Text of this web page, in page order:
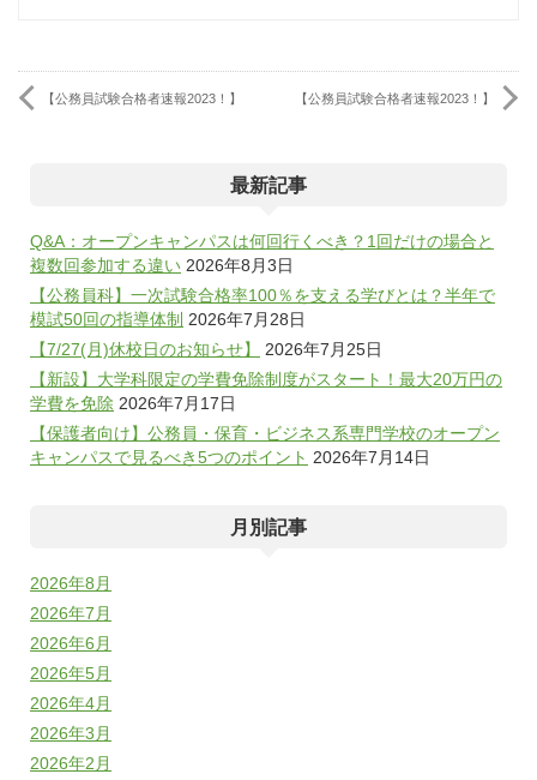
【公務員試験合格者速報2023！】 【公務員試験合格者速報2023！】
最新記事
Q&A：オープンキャンパスは何回行くべき？1回だけの場合と
複数回参加する違い 2026年8月3日
【公務員科】一次試験合格率100％を支える学びとは？半年で
模試50回の指導体制 2026年7月28日
【7/27(月)休校日のお知らせ】
2026年7月25日
【新設】大学科限定の学費免除制度がスタート！最大20万円の
学費を免除 2026年7月17日
【保護者向け】公務員・保育・ビジネス系専門学校のオープン
キャンパスで見るべき5つのポイント 2026年7月14日
月別記事
2026年8月
2026年7月
2026年6月
2026年5月
2026年4月
2026年3月
2026年2月